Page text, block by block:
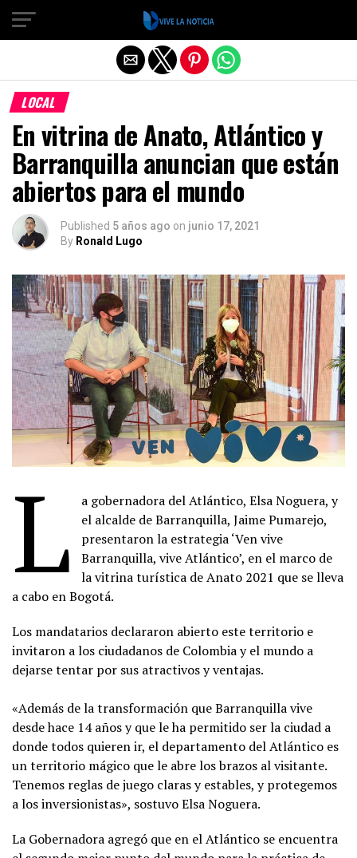
LOCAL
En vitrina de Anato, Atlántico y
Barranquilla anuncian que están
abiertos para el mundo
Published 5 años ago on junio 17, 2021
By Ronald Lugo
L
a gobernadora del Atlántico, Elsa Noguera, y
el alcalde de Barranquilla, Jaime Pumarejo,
presentaron la estrategia ‘Ven vive
Barranquilla, vive Atlántico’, en el marco de
la vitrina turística de Anato 2021 que se lleva
a cabo en Bogotá.
Los mandatarios declararon abierto este territorio e
invitaron a los ciudadanos de Colombia y el mundo a
dejarse tentar por sus atractivos y ventajas.
«Además de la transformación que Barranquilla vive
desde hace 14 años y que le ha permitido ser la ciudad a
donde todos quieren ir, el departamento del Atlántico es
un territorio mágico que le abre los brazos al visitante.
Tenemos reglas de juego claras y estables, y protegemos
a los inversionistas», sostuvo Elsa Noguera.
La Gobernadora agregó que en el Atlántico se encuentra
Salir de la versión móvil